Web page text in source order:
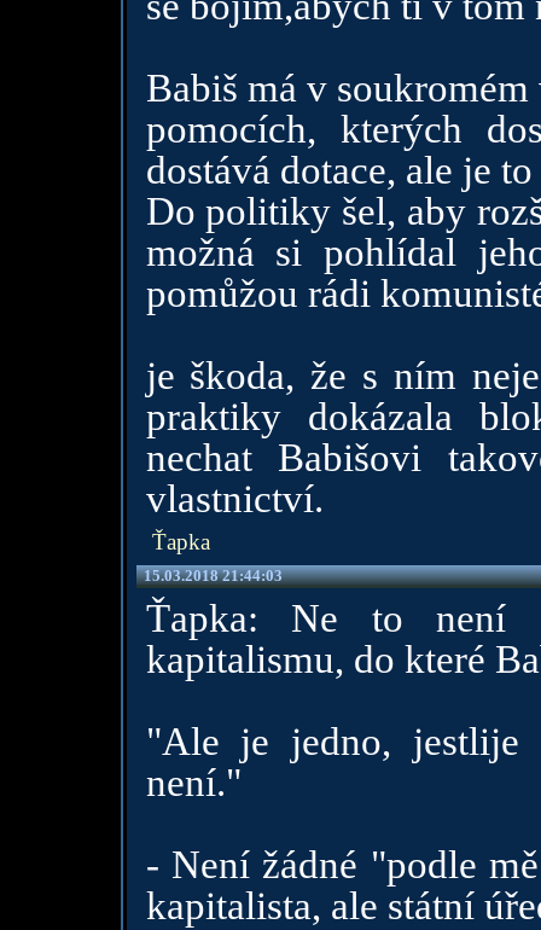
Babiš má v
pomocích, kterých
dostává dotace, ale je
Do politiky šel, aby
možná si pohlídal
pomůžou rádi
je škoda, že s ním
praktiky dokázala
nechat Babišovi
vlastnictví.
Ťapka
15.03.2018 21:44:03
Ťapka: Ne to není
kapitalismu, do které
"Ale je jedno, jestlije
není."
- Není žádné "podle
kapitalista, ale státní